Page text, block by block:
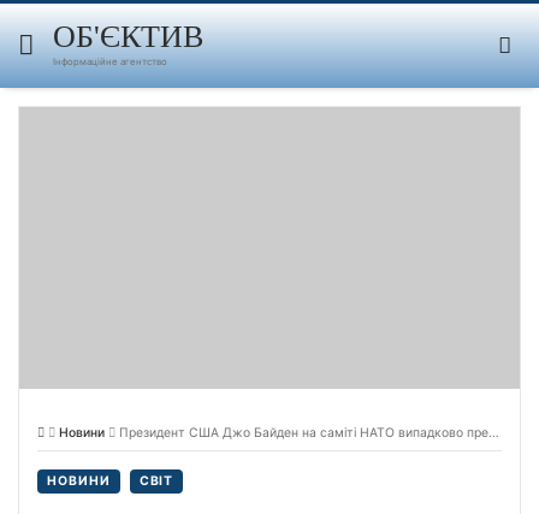
Skip
contentОБ'ЄКТИВ
Інформаційне агентство
Новини Президент США Джо Байден на саміті НАТО випадково представив Володимира Зеленського “президентом путіним”.
НОВИНИ СВІТ